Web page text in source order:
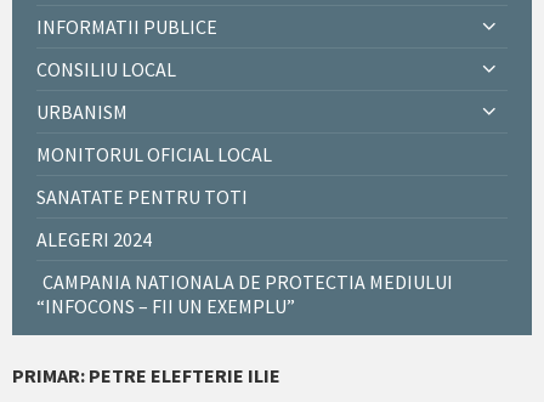
INFORMATII PUBLICE
CONSILIU LOCAL
URBANISM
MONITORUL OFICIAL LOCAL
SANATATE PENTRU TOTI
ALEGERI 2024
CAMPANIA NATIONALA DE PROTECTIA MEDIULUI
“INFOCONS – FII UN EXEMPLU”
PRIMAR: PETRE ELEFTERIE ILIE